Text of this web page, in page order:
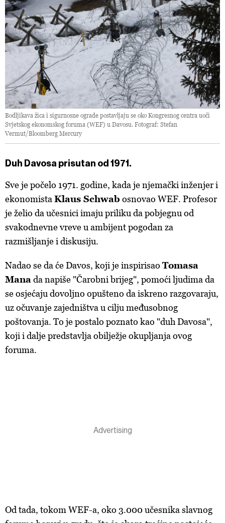
Bodljikava žica i sigurnosne ograde postavljaju se oko Kongresnog centra uoči
Svjetskog ekonomskog foruma (WEF) u Davosu. Fotograf: Stefan
Vermut/Bloomberg Mercury
Duh Davosa prisutan od 1971.
Sve je počelo 1971. godine, kada je njemački inženjer i
ekonomistaKlaus Schwab osnovao WEF. Profesor
je želio da učesnici imaju priliku da pobjegnu od
svakodnevne vreve u ambijent pogodan za
razmišljanje i diskusiju.
Nadao se da će Davos, koji je inspirisao Tomasa
Manada napiše "Čarobni brijeg", pomoći ljudima da
se osjećaju dovoljno opušteno da iskreno razgovaraju,
uz očuvanje zajedništva u cilju međusobnog
poštovanja. To je postalo poznato kao "duh Davosa",
koji i dalje predstavlja obilježje okupljanja ovog
foruma.
Od tada, tokom WEF-a, oko 3.000 učesnika slavnog